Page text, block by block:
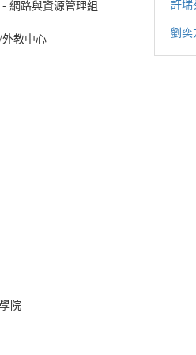
網路與資源管理組
教中心
院
許瑞
劉奕